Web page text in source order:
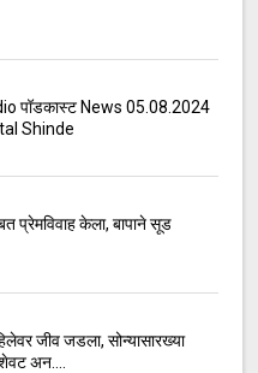
पॉडकास्ट News 05.08.2024
Shinde
प्रेमविवाह केला, बापाने सूड
जीव जडला, सोन्यासारख्या
अन....